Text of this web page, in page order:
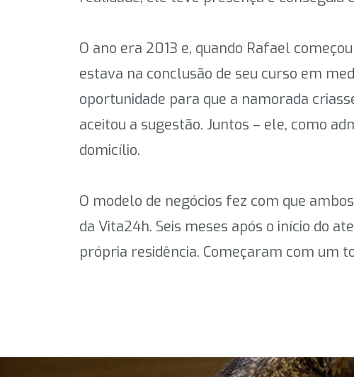
O ano era 2013 e, quando Rafael
estava na conclusão de seu curso em
oportunidade para que a namorada
aceitou a sugestão. Juntos – ele, como
domicílio.
O modelo de negócios fez com que
da Vita24h. Seis meses após o início do
própria residência. Começaram com um